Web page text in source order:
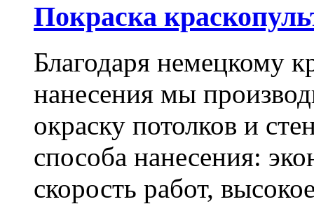
Покраска
Благодаря немецкому
нанесения мы
окраску потолков и
способа нанесения:
скорость работ,